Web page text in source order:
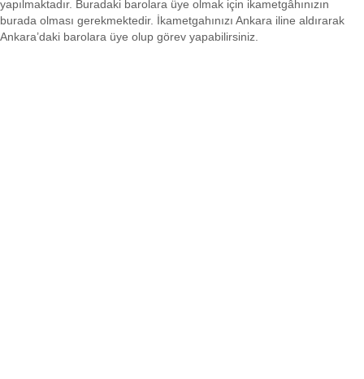
yapılmaktadır. Buradaki barolara üye olmak için ikametgâhınızın
burada olması gerekmektedir. İkametgahınızı Ankara iline aldırarak
Ankara’daki barolara üye olup görev yapabilirsiniz.